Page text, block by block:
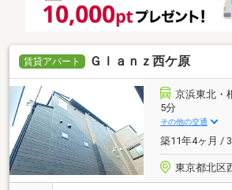
賃貸アパート Ｇｌａｎｚ西ケ原
京浜東北・
5分
その他の交通
築11年4ヶ月 /
東京都北区